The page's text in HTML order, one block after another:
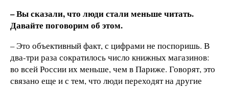
– Вы сказали, что люди стали меньше читать.
Давайте поговорим об этом.
– Это объективный факт, с цифрами не поспоришь. В
два-три раза сократилось число книжных магазинов:
во всей России их меньше, чем в Париже. Говорят, это
связано еще и с тем, что люди переходят на другие